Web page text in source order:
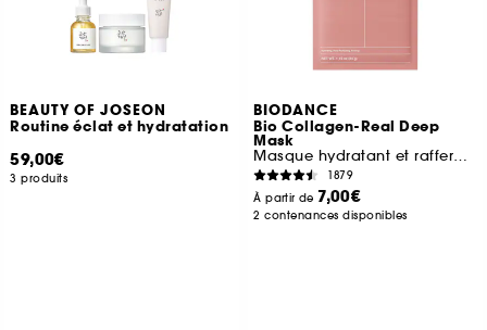
BEAUTY OF JOSEON
Routine éclat et hydratation
59,00€
3 produits
BIODANCE
Bio Collagen-Real Deep
Mask
Masque hydratant et raffermissant
1879
À partir de 7,00€
2 contenances disponibles